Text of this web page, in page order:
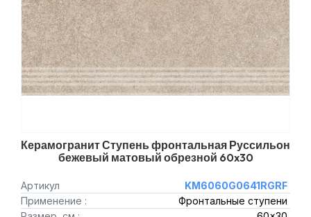
Керамогранит Ступень фронтальная Руссильон
бежевый матовый обрезной 60x30
Артикул
KM6060G0641RGRF
Применение :
Фронтальные ступени